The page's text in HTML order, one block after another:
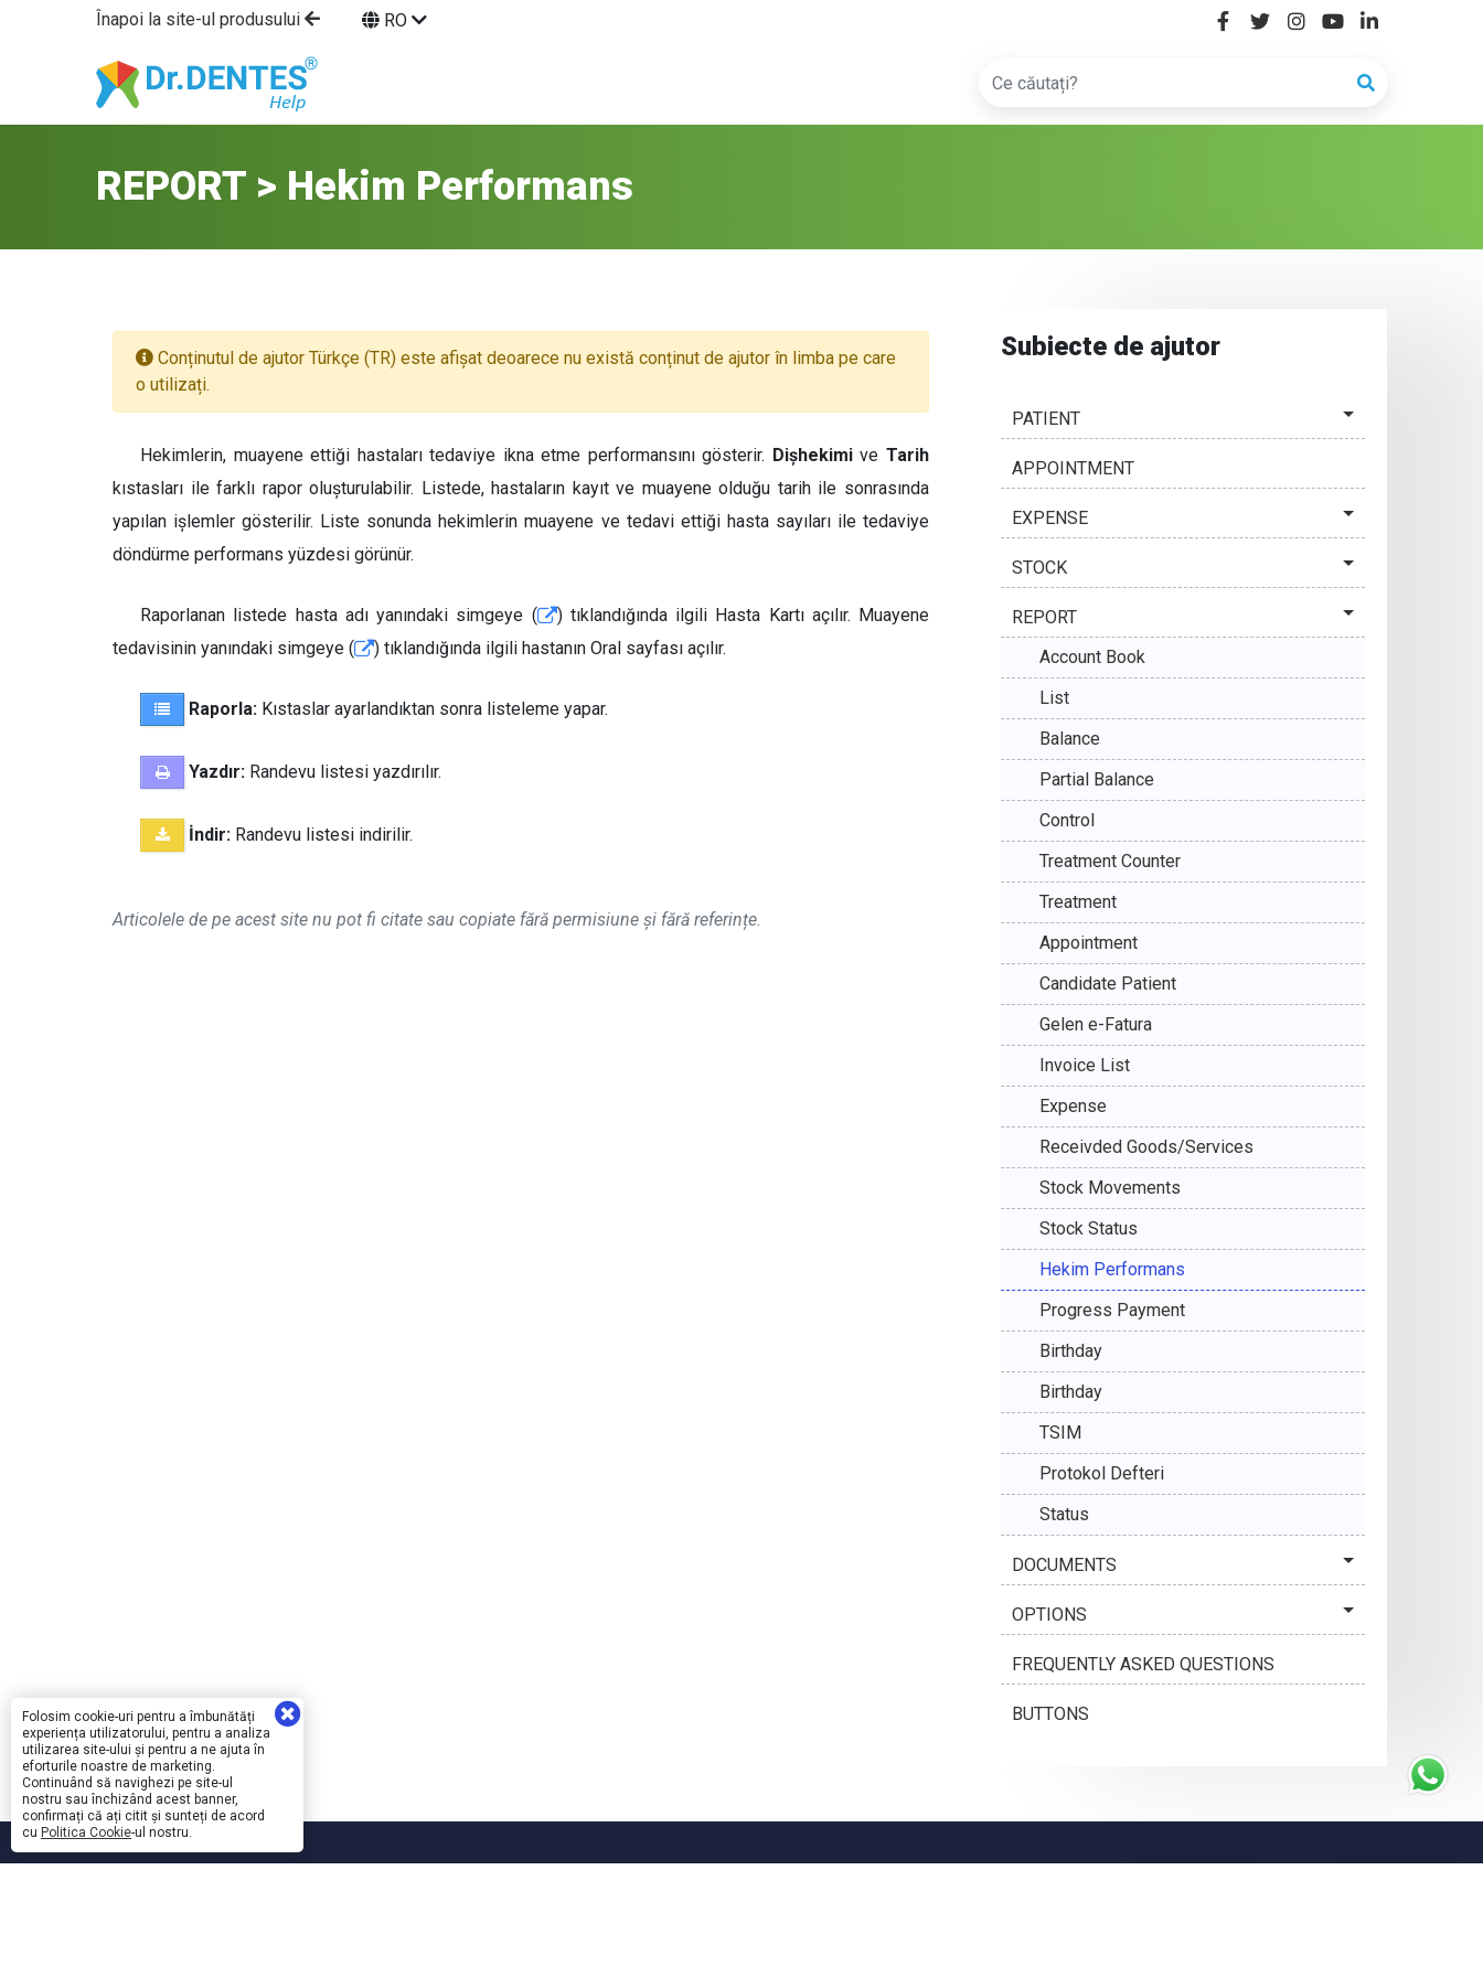
Înapoi la site-ul produsului RO
REPORT > Hekim Performans
Conținutul de ajutor Türkçe (TR) este afișat deoarece nu există conținut de ajutor în limba pe care
o utilizați.
Hekimlerin, muayene ettiği hastaları tedaviye ikna etme performansını gösterir. DişhekimiveTarih
kıstasları ile farklı rapor oluşturulabilir. Listede, hastaların kayıt ve muayene olduğu tarih ile sonrasında
yapılan işlemler gösterilir. Liste sonunda hekimlerin muayene ve tedavi ettiği hasta sayıları ile tedaviye
döndürme performans yüzdesi görünür.
Raporlanan listede hasta adı yanındaki simgeye (
) tıklandığında ilgili Hasta Kartı açılır. Muayene
tedavisinin yanındaki simgeye (
) tıklandığında ilgili hastanın Oral sayfası açılır.
Raporla: Kıstaslar ayarlandıktan sonra listeleme yapar.
Yazdır: Randevu listesi yazdırılır.
İndir: Randevu listesi indirilir.
Articolele de pe acest site nu pot fi citate sau copiate fără permisiune și fără referințe.
Subiecte de ajutor
PATIENT
APPOINTMENT
EXPENSE
STOCK
REPORT
Account Book
List
Balance
Partial Balance
Control
Treatment Counter
Treatment
Appointment
Candidate Patient
Gelen e-Fatura
Invoice List
Expense
Receivded Goods/Services
Stock Movements
Stock Status
Hekim Performans
Progress Payment
Birthday
Birthday
TSIM
Protokol Defteri
Status
DOCUMENTS
OPTIONS
FREQUENTLY ASKED QUESTIONS
BUTTONS
Folosim cookie-uri pentru a îmbunătăți
experiența utilizatorului, pentru a analiza
utilizarea site-ului și pentru a ne ajuta în
eforturile noastre de marketing.
Continuând să navighezi pe site-ul
nostru sau închizând acest banner,
confirmați că ați citit și sunteți de acord
cu Politica Cookie-ul nostru.